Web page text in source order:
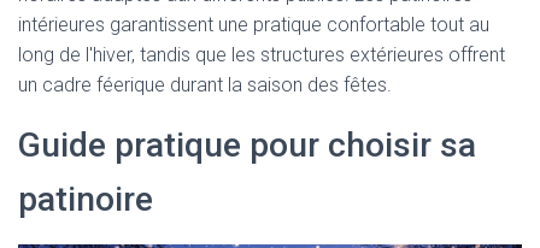
intérieures garantissent une pratique confortable tout au
long de l'hiver, tandis que les structures extérieures offrent
un cadre féerique durant la saison des fêtes.
Guide pratique pour choisir sa
patinoire